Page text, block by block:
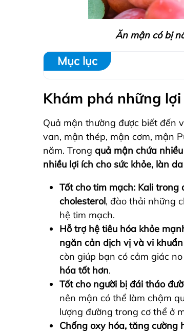
Ăn mận có bị
Mục lục
Khám phá những
Quả mận thường được biết đến
van, mận thép, mận cơm, mận
năm. Trong quả mận chứa
nhiều lợi ích cho sức khỏe, làn da
Tốt cho tim mạch: Kali trong
cholesterol, đào thải những
hệ tim mạch.
Hỗ trợ hệ tiêu hóa khỏe
ngăn cản dịch vị và vi
còn giúp bạn có cảm giác
hóa tốt hơn.
Tốt cho người bị đái tháo
nên mận có thể làm chậm
lượng đường trong cơ thể ở
Chống oxy hóa, tăng cường